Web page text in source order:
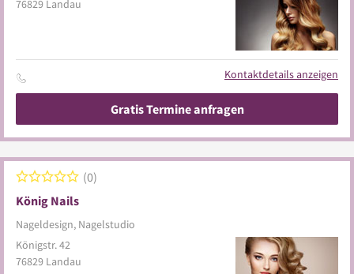
76829 Landau
Kontaktdetails anzeigen
Gratis Termine anfragen
König Nails
Nageldesign, Nagelstudio
0
Königstr. 42
76829 Landau